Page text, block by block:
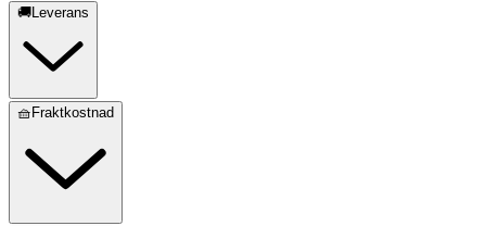
🚚Leverans
🧺Fraktkostnad